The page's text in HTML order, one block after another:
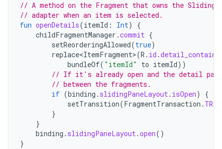
// A method on the Fragment that owns the
// adapter when an item is selected.
fun openDetails(itemId : Int)
{
childFragmentManager .commit {
setReorderingAllowed(true)
replace<ItemFragment>(R . id .
bundleOf( "itemId" to itemId))
// If it's already open and the detail
// between the fragments.
if (binding . slidingPaneLayout. isOpen)
{
setTransition(FragmentTransaction .
}
}
binding . slidingPaneLayout.open()
}